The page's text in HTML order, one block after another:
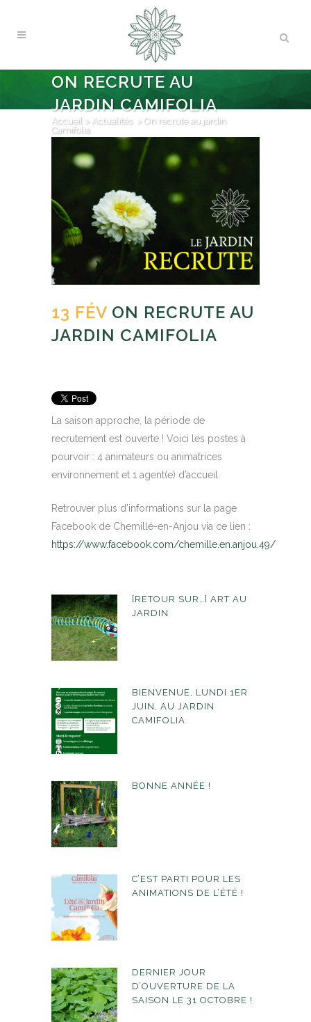
ON RECRUTE AU
JARDIN CAMIFOLIA
Accueil > Actualités > On recrute au jardin
Camifolia
13 FÉV ON RECRUTE AU
JARDIN CAMIFOLIA
La saison approche, la période de
recrutement est ouverte ! Voici les postes à
pourvoir : 4 animateurs ou animatrices
environnement et 1 agent(e) d’accueil.
Retrouver plus d’informations sur la page
Facebook de Chemillé-en-Anjou via ce lien :
https://www.facebook.com/chemille.en.anjou.49/
[RETOUR SUR…] ART AU
JARDIN
BIENVENUE, LUNDI 1ER
JUIN, AU JARDIN
CAMIFOLIA
BONNE ANNÉE !
C’EST PARTI POUR LES
ANIMATIONS DE L’ÉTÉ !
DERNIER JOUR
D’OUVERTURE DE LA
SAISON LE 31 OCTOBRE !